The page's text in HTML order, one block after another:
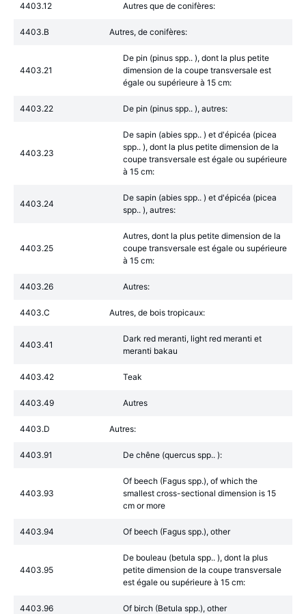
4403.12 Autres que de conifères:
4403.B Autres, de conifères:
4403.21
De pin (pinus spp.. ), dont la plus petite
dimension de la coupe transversale est
égale ou supérieure à 15 cm:
4403.22 De pin (pinus spp.. ), autres:
4403.23
De sapin (abies spp.. ) et d'épicéa (picea
spp.. ), dont la plus petite dimension de la
coupe transversale est égale ou supérieure
à 15 cm:
4403.24
De sapin (abies spp.. ) et d'épicéa (picea
spp.. ), autres:
4403.25
Autres, dont la plus petite dimension de la
coupe transversale est égale ou supérieure
à 15 cm:
4403.26 Autres:
4403.C Autres, de bois tropicaux:
4403.41
Dark red meranti, light red meranti et
meranti bakau
4403.42 Teak
4403.49 Autres
4403.D Autres:
4403.91 De chêne (quercus spp.. ):
4403.93
Of beech (Fagus spp.), of which the
smallest cross-sectional dimension is 15
cm or more
4403.94 Of beech (Fagus spp.), other
4403.95
De bouleau (betula spp.. ), dont la plus
petite dimension de la coupe transversale
est égale ou supérieure à 15 cm:
4403.96 Of birch (Betula spp.), other